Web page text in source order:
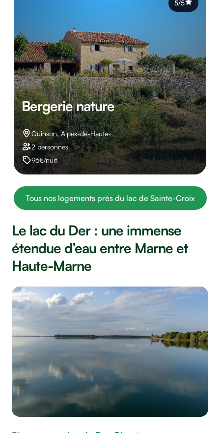
Bergerie nature
Quinson, Alpes-de-Haute-
2 personnes
96€/nuit
5/5
Tous nos logements près du lac de Sainte-Croix
Le lac du Der : une immense
étendue d’eau entre Marne et
Haute-Marne